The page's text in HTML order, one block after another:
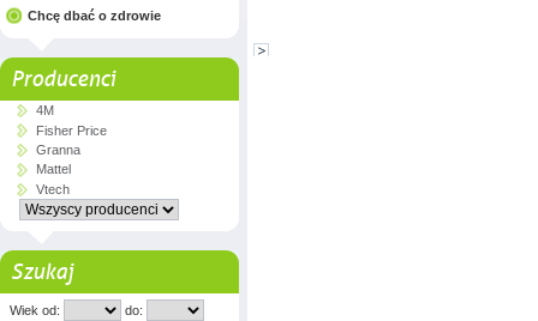
Chcę dbać o zdrowie
Producenci
4M
Fisher Price
Granna
Mattel
Vtech
Szukaj
Wiek od: do: